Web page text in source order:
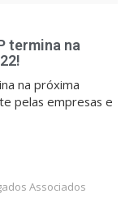
termina na
na próxima
pelas empresas e
Associados